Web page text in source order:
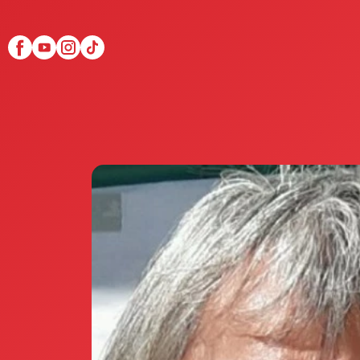
Scopri Club di Più
Le testimonianze
La fondatrice Valeria